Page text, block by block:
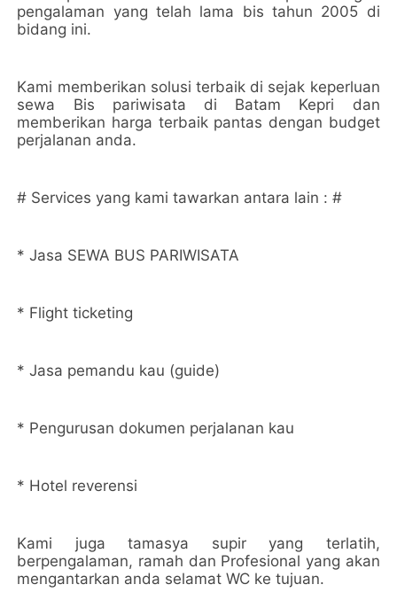
pengalaman yang telah lama bis tahun 2005 di
bidang ini.
Kami memberikan solusi terbaik di sejak keperluan
sewa Bis pariwisata di Batam Kepri dan
memberikan harga terbaik pantas dengan budget
perjalanan anda.
# Services yang kami tawarkan antara lain : #
* Jasa SEWA BUS PARIWISATA
* Flight ticketing
* Jasa pemandu kau (guide)
* Pengurusan dokumen perjalanan kau
* Hotel reverensi
Kami juga tamasya supir yang terlatih,
berpengalaman, ramah dan Profesional yang akan
mengantarkan anda selamat WC ke tujuan.